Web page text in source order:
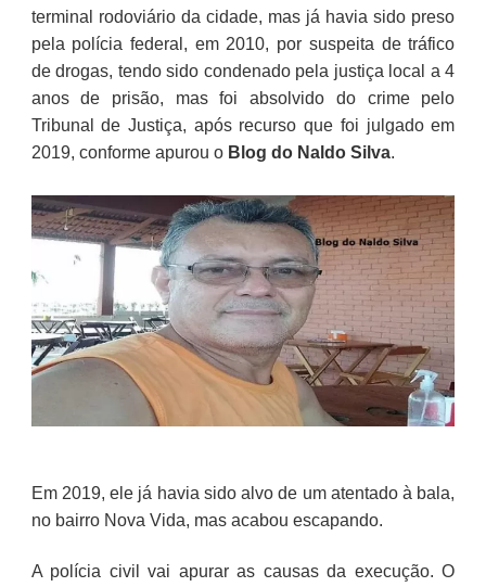
terminal rodoviário da cidade, mas já havia sido preso
pela polícia federal, em 2010, por suspeita de tráfico
de drogas, tendo sido condenado pela justiça local a 4
anos de prisão, mas foi absolvido do crime pelo
Tribunal de Justiça, após recurso que foi julgado em
2019, conforme apurou o Blog do Naldo Silva.
Em 2019, ele já havia sido alvo de um atentado à bala,
no bairro Nova Vida, mas acabou escapando.
A polícia civil vai apurar as causas da execução. O